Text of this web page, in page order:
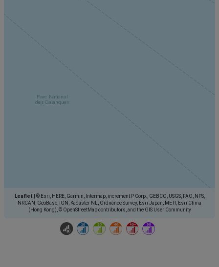
Leaflet
© Esri, HERE, Garmin, Intermap, increment P Corp., GEBCO, USGS, FAO, NPS,
NRCAN, GeoBase, IGN, Kadaster NL, Ordnance Survey, Esri Japan, METI, Esri China
(Hong Kong), © OpenStreetMap contributors, and the GIS User Community